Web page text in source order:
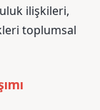
ilişkileri,
toplumsal